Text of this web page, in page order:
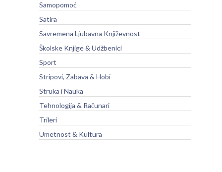
Samopomoć
Satira
Savremena Ljubavna Književnost
Školske Knjige & Udžbenici
Sport
Stripovi, Zabava & Hobi
Struka i Nauka
Tehnologija & Računari
Trileri
Umetnost & Kultura